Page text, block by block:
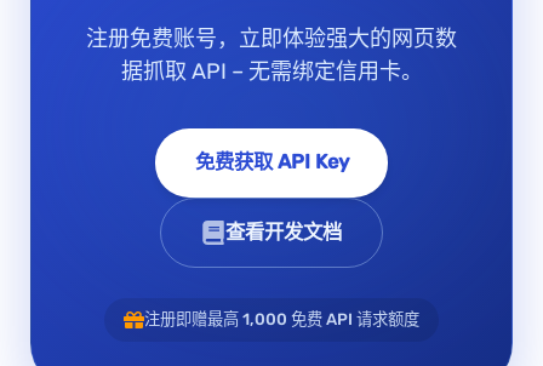
注册免费账号，立即体验强大的网页数
据抓取 API – 无需绑定信用卡。
免费获取 API Key
查看开发文档
注册即赠最高 1,000 免费 API 请求额度